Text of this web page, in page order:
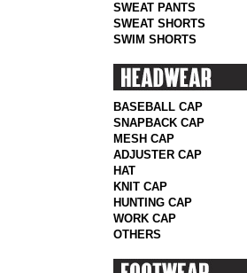
SWEAT PANTS
SWEAT SHORTS
SWIM SHORTS
BASEBALL CAP
SNAPBACK CAP
MESH CAP
ADJUSTER CAP
HAT
KNIT CAP
HUNTING CAP
WORK CAP
OTHERS